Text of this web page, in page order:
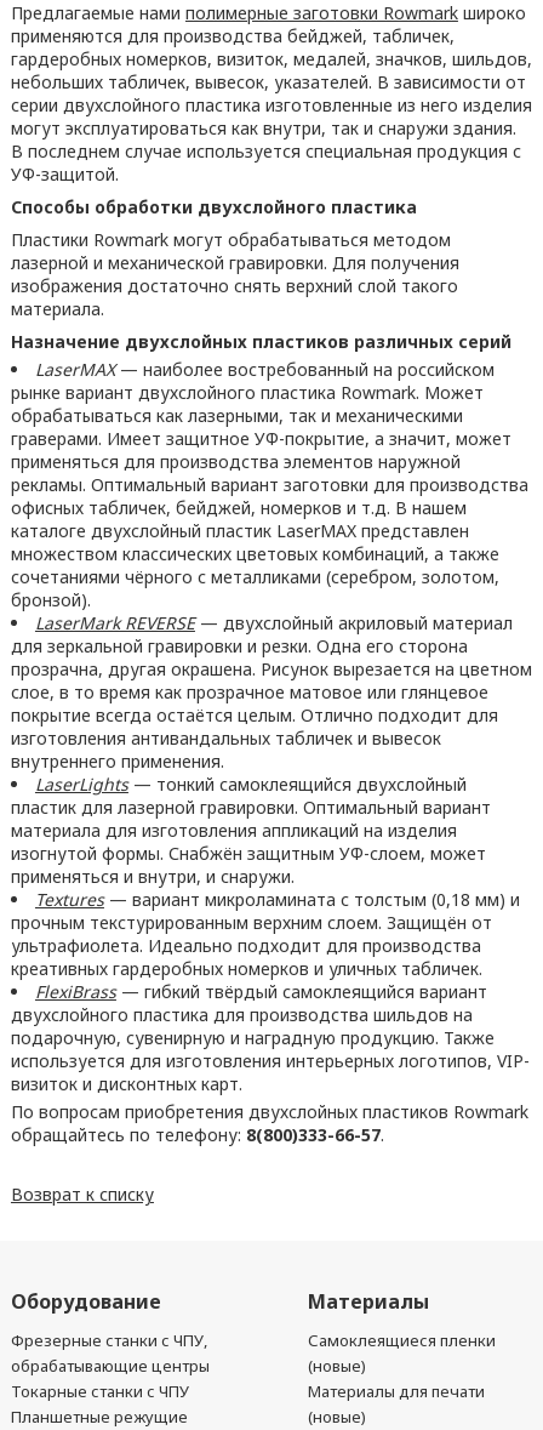
Предлагаемые нами полимерные заготовки Rowmarkшироко
применяются для производства бейджей, табличек,
гардеробных номерков, визиток, медалей, значков, шильдов,
небольших табличек, вывесок, указателей. В зависимости от
серии двухслойного пластика изготовленные из него изделия
могут эксплуатироваться как внутри, так и снаружи здания.
В последнем случае используется специальная продукция с
УФ-защитой.
Способы обработки двухслойного пластика
Пластики Rowmark могут обрабатываться методом
лазерной и механической гравировки. Для получения
изображения достаточно снять верхний слой такого
материала.
Назначение двухслойных пластиков различных серий
LaserMAX— наиболее востребованный на российском
рынке вариант двухслойного пластика Rowmark. Может
обрабатываться как лазерными, так и механическими
граверами. Имеет защитное УФ-покрытие, а значит, может
применяться для производства элементов наружной
рекламы. Оптимальный вариант заготовки для производства
офисных табличек, бейджей, номерков и т.д. В нашем
каталоге двухслойный пластик LaserMAX представлен
множеством классических цветовых комбинаций, а также
сочетаниями чёрного с металликами (серебром, золотом,
бронзой).
LaserMark REVERSE— двухслойный акриловый материал
для зеркальной гравировки и резки. Одна его сторона
прозрачна, другая окрашена. Рисунок вырезается на цветном
слое, в то время как прозрачное матовое или глянцевое
покрытие всегда остаётся целым. Отлично подходит для
изготовления антивандальных табличек и вывесок
внутреннего применения.
LaserLights— тонкий самоклеящийся двухслойный
пластик для лазерной гравировки. Оптимальный вариант
материала для изготовления аппликаций на изделия
изогнутой формы. Снабжён защитным УФ-слоем, может
применяться и внутри, и снаружи.
Textures— вариант микроламината с толстым (0,18 мм) и
прочным текстурированным верхним слоем. Защищён от
ультрафиолета. Идеально подходит для производства
креативных гардеробных номерков и уличных табличек.
FlexiBrass— гибкий твёрдый самоклеящийся вариант
двухслойного пластика для производства шильдов на
подарочную, сувенирную и наградную продукцию. Также
используется для изготовления интерьерных логотипов, VIP-
визиток и дисконтных карт.
По вопросам приобретения двухслойных пластиков Rowmark
обращайтесь по телефону: 8(800)333-66-57.
Возврат к списку
Оборудование
Фрезерные станки с ЧПУ,
обрабатывающие центры
Токарные станки с ЧПУ
Планшетные режущие
Материалы
Самоклеящиеся пленки
(новые)
Материалы для печати
(новые)